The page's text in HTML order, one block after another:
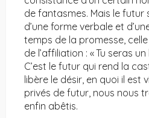
de fantasmes. Mais le futur
d’une forme verbale et
temps de la promesse, celle
de l’affiliation : « Tu seras
C’est le futur qui rend la
libère le désir, en quoi il est
privés de futur, nous nous
enfin abêtis.